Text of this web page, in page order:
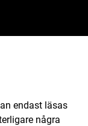
endast läsas
några